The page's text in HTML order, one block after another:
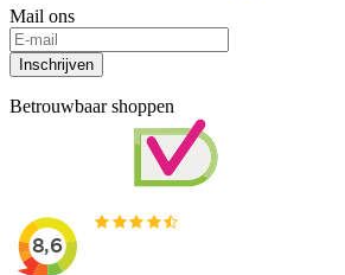
Mail ons
Inschrijven
Betrouwbaar shoppen